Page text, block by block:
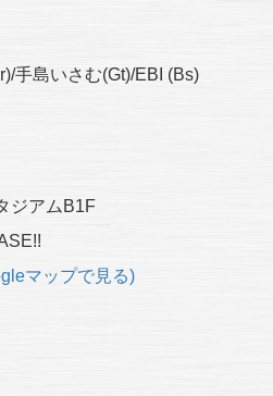
手島いさむ(Gt)/EBI (Bs)
ジアムB1F
マップで見る)